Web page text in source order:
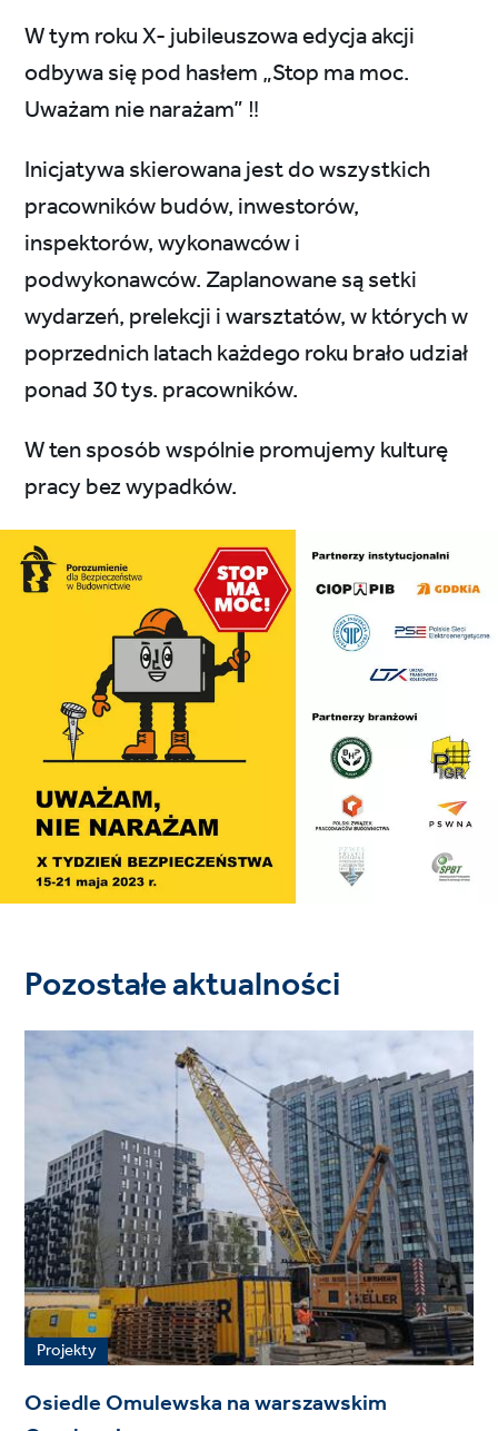
W tym roku X- jubileuszowa edycja akcji
odbywa się pod hasłem „Stop ma moc.
Uważam nie narażam” ‼️
Inicjatywa skierowana jest do wszystkich
pracowników budów, inwestorów,
inspektorów, wykonawców i
podwykonawców. Zaplanowane są setki
wydarzeń, prelekcji i warsztatów, w których w
poprzednich latach każdego roku brało udział
ponad 30 tys. pracowników.
W ten sposób wspólnie promujemy kulturę
pracy bez wypadków.
Pozostałe aktualności
Projekty
Osiedle Omulewska na warszawskim